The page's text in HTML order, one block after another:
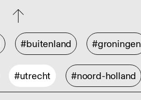
#buitenland #groningen
#utrecht #noord-holland